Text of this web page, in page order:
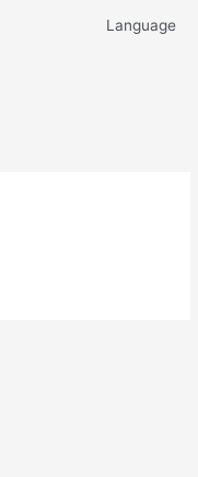
Language